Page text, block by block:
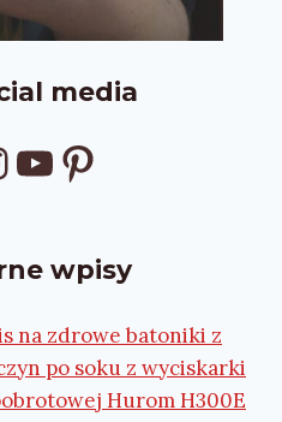
media
YouTube
Pinterest
wpisy
na zdrowe batoniki z
po soku z wyciskarki
Hurom H300E